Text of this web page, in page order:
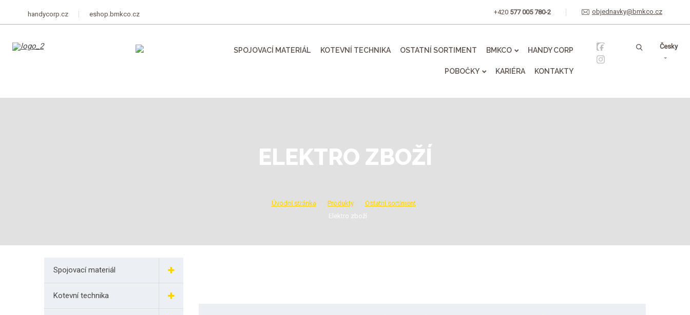
handycorp.cz eshop.bmkco.cz +420 577 005 780-2 objednavky@bmkco.cz
SPOJOVACÍ MATERIÁL KOTEVNÍ TECHNIKA OSTATNÍ SORTIMENT BMKCO HANDY CORP
POBOČKY KARIÉRA KONTAKTY
Vyhledávání
Česky
ELEKTRO ZBOŽÍ
Úvodní stránka Produkty
Ostatní sortiment
Elektro zboží
Spojovací materiál
Kotevní technika